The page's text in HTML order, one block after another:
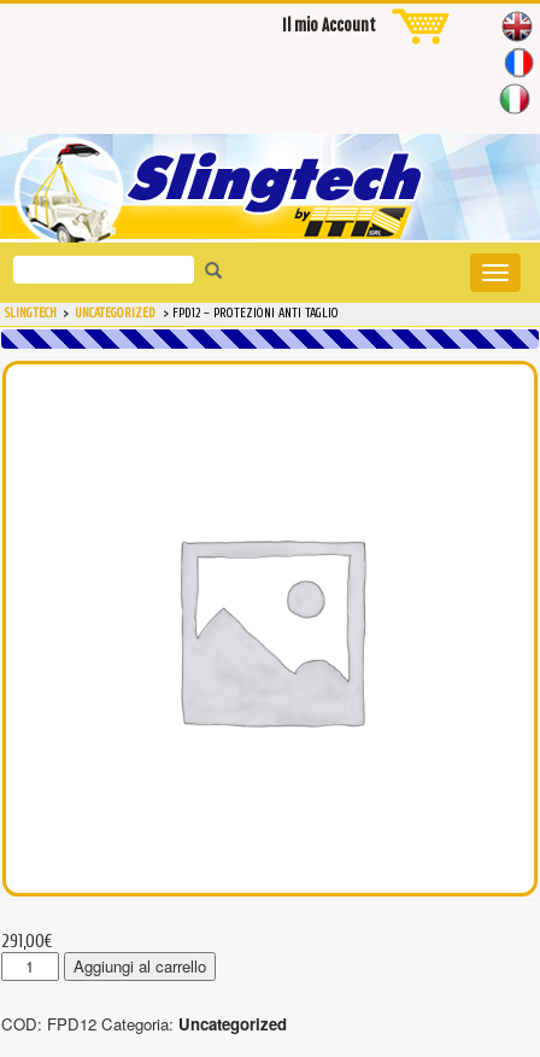
Il mio Account
Toggle
Search
for:
SLINGTECH > UNCATEGORIZED > FPD12 – PROTEZIONI ANTI TAGLIO
291,00€
FPD12
-
anti
Aggiungi al carrello
COD: FPD12 Categoria: Uncategorized